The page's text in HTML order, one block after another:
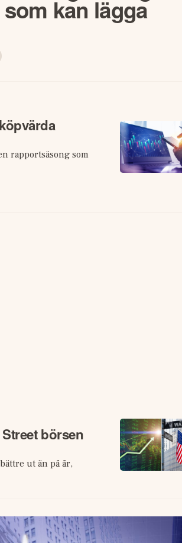
kan lägga
rapportsäsong som
börsen
ut än på år,